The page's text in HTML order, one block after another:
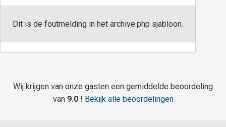
Dit is de foutmelding in het archive.php sjabloon.
Wij krijgen van onze gasten een gemiddelde beoordeling
van 9.0 ! Bekijk alle beoordelingen